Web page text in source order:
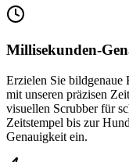
Millisekunden-
Erzielen Sie bildgenaue
mit unseren präzisen
visuellen Scrubber für
Zeitstempel bis zur
Genauigkeit ein.